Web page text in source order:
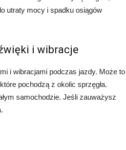
utraty mocy i spadku osiągów
i wibracje
i wibracjami podczas jazdy. Może to
pochodzą z okolic sprzęgła.
samochodzie. Jeśli zauważysz